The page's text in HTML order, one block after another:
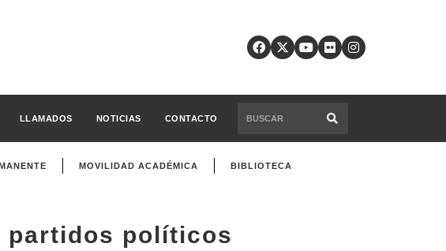
LLAMADOS NOTICIAS CONTACTO
MOVILIDAD ACADÉMICA BIBLIOTECA
partidos políticos